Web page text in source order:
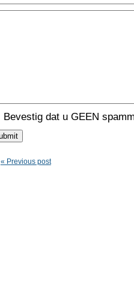
Bevestig dat u GEEN
« Previous post